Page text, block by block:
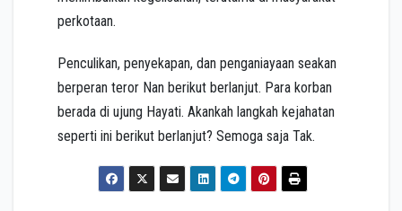
perkotaan.
Penculikan, penyekapan, dan penganiayaan seakan
berperan teror Nan berikut berlanjut. Para korban
berada di ujung Hayati. Akankah langkah kejahatan
seperti ini berikut berlanjut? Semoga saja Tak.